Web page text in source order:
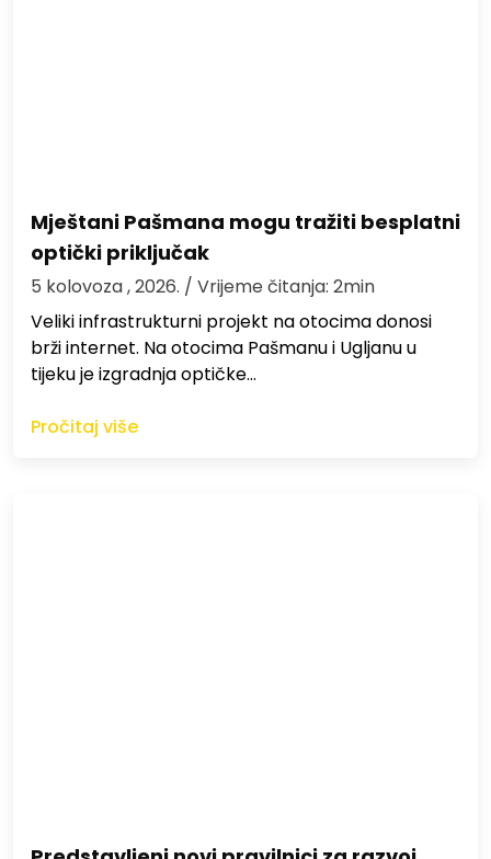
Mještani Pašmana mogu tražiti besplatni
optički priključak
5 kolovoza , 2026. / Vrijeme čitanja: 2min
Veliki infrastrukturni projekt na otocima donosi
brži internet. Na otocima Pašmanu i Ugljanu u
tijeku je izgradnja optičke…
Pročitaj više